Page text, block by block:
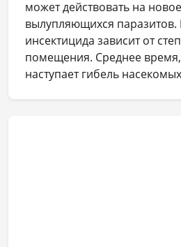
может действовать на
вылупляющихся паразитов.
инсектицида зависит от
помещения. Среднее
наступает гибель